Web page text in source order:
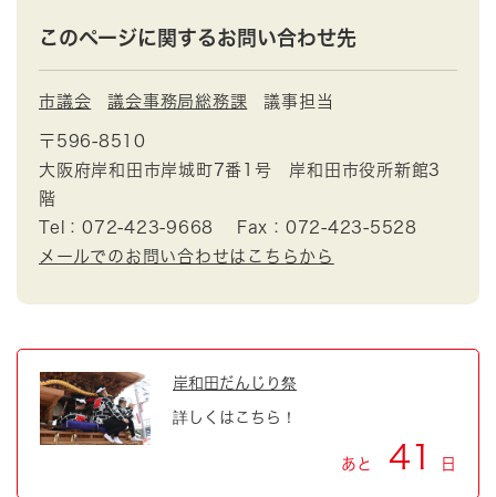
このページに関するお問い合わせ先
市議会 議会事務局総務課 議事担当
〒596-8510
大阪府岸和田市岸城町7番1号 岸和田市役所新館3
階
Tel：072-423-9668
Fax：072-423-5528
メールでのお問い合わせはこちらから
岸和田だんじり祭
詳しくはこちら！
あと 41 日